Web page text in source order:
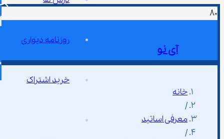
آی نو
روزنامه دیواری
خرید اشتراک
خانه
/
معرفی اساتید
/